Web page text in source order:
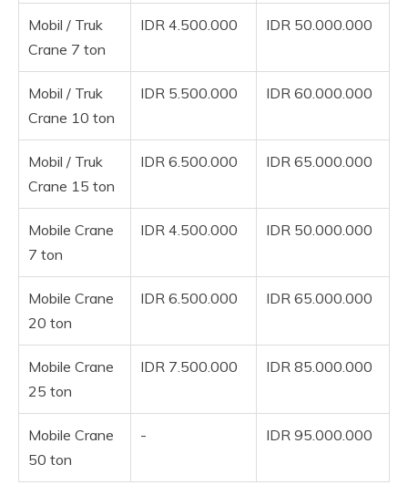
Mobil / Truk
Crane 7 ton
IDR 4.500.000 IDR 50.000.000
Mobil / Truk
Crane 10 ton
IDR 5.500.000 IDR 60.000.000
Mobil / Truk
Crane 15 ton
IDR 6.500.000 IDR 65.000.000
Mobile Crane
7 ton
IDR 4.500.000 IDR 50.000.000
Mobile Crane
20 ton
IDR 6.500.000 IDR 65.000.000
Mobile Crane
25 ton
IDR 7.500.000 IDR 85.000.000
Mobile Crane
50 ton
- IDR 95.000.000